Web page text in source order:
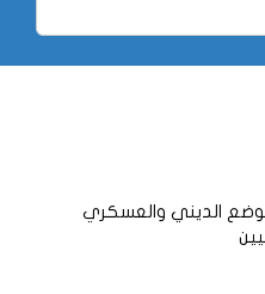
الديني والعسكري